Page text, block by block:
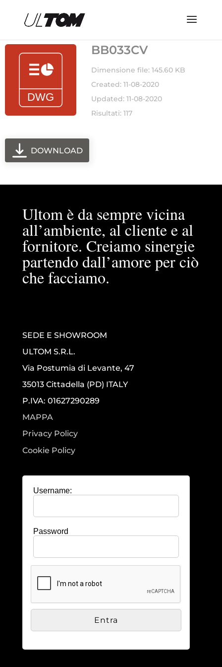
BB033CV
Dimensione file: 145.60 KB
Created: 11-08-2020
Updated: 11-08-2020
Risultati: 117
DOWNLOAD
Ultom è da sempre vicina
all’ambiente, al cliente e al
fornitore. Creiamo sinergie
partendo dall’amore per ciò
che facciamo.
SEDE E SHOWROOM
ULTOM S.R.L.
Via Postumia di Levante, 47
35013 Cittadella (PD) ITALY
P.IVA: 01627290289
MAPPA
Privacy Policy
Cookie Policy
Username:
Password